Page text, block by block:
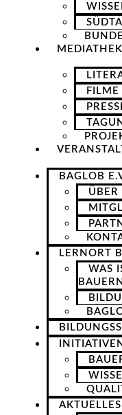
MEDIATHEK
FILME
BAGLOB
ÜBER
LERNORT
WAS
INITIATIVEN
AKTUELLES